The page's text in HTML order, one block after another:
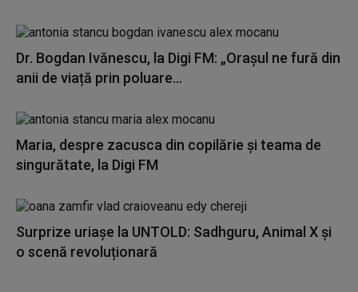
Dr. Bogdan Ivănescu, la Digi FM: „Orașul ne fură din
anii de viață prin poluare...
Maria, despre zacusca din copilărie și teama de
singurătate, la Digi FM
Surprize uriașe la UNTOLD: Sadhguru, Animal X și
o scenă revoluționară